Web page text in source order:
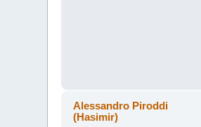
Alessandro Piroddi
(Hasimir)